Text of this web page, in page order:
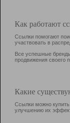
Как работают
Ссылки помогают
участвовать в
Все успешные
продвижения своего
Какие
Ссылки можно
улучшению их